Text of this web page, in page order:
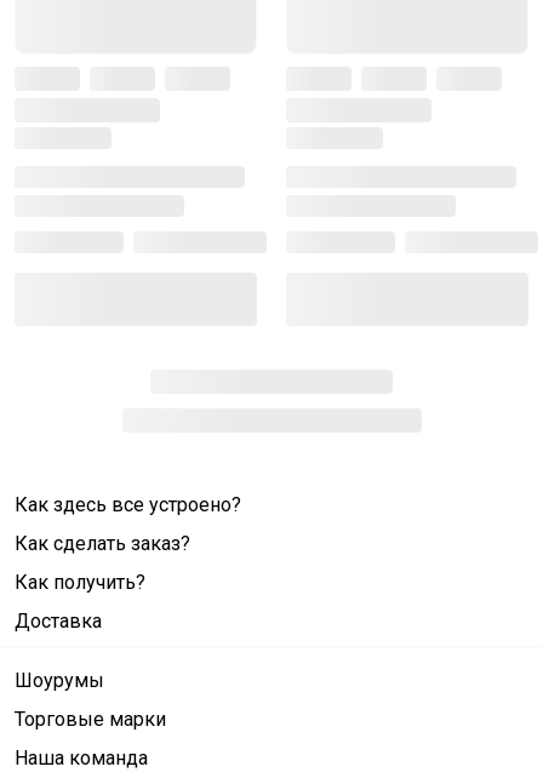
Как здесь все устроено?
Как сделать заказ?
Как получить?
Доставка
Шоурумы
Торговые марки
Наша команда